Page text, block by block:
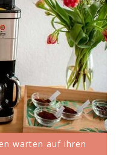
warten auf ihren